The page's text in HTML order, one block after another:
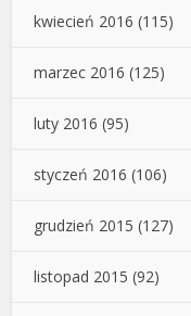
kwiecień 2016 (115)
marzec 2016 (125)
luty 2016 (95)
styczeń 2016 (106)
grudzień 2015 (127)
listopad 2015 (92)